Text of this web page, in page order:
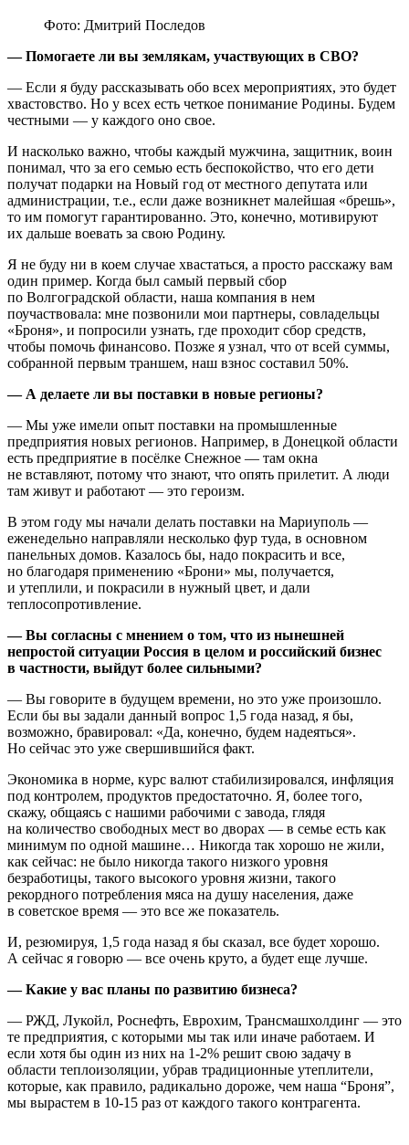
Фото: Дмитрий Последов
— Помогаете ли вы землякам, участвующих в СВО?
— Если я буду рассказывать обо всех мероприятиях, это будет
хвастовство. Но у всех есть четкое понимание Родины. Будем
честными — у каждого оно свое.
И насколько важно, чтобы каждый мужчина, защитник, воин
понимал, что за его семью есть беспокойство, что его дети
получат подарки на Новый год от местного депутата или
администрации, т.е., если даже возникнет малейшая «брешь»,
то им помогут гарантированно. Это, конечно, мотивируют
их дальше воевать за свою Родину.
Я не буду ни в коем случае хвастаться, а просто расскажу вам
один пример. Когда был самый первый сбор
по Волгоградской области, наша компания в нем
поучаствовала: мне позвонили мои партнеры, совладельцы
«Броня», и попросили узнать, где проходит сбор средств,
чтобы помочь финансово. Позже я узнал, что от всей суммы,
собранной первым траншем, наш взнос составил 50%.
— А делаете ли вы поставки в новые регионы?
— Мы уже имели опыт поставки на промышленные
предприятия новых регионов. Например, в Донецкой области
есть предприятие в посёлке Снежное — там окна
не вставляют, потому что знают, что опять прилетит. А люди
там живут и работают — это героизм.
В этом году мы начали делать поставки на Мариуполь —
еженедельно направляли несколько фур туда, в основном
панельных домов. Казалось бы, надо покрасить и все,
но благодаря применению «Брони» мы, получается,
и утеплили, и покрасили в нужный цвет, и дали
теплосопротивление.
— Вы согласны с мнением о том, что из нынешней
непростой ситуации Россия в целом и российский бизнес
в частности, выйдут более сильными?
— Вы говорите в будущем времени, но это уже произошло.
Если бы вы задали данный вопрос 1,5 года назад, я бы,
возможно, бравировал: «Да, конечно, будем надеяться».
Но сейчас это уже свершившийся факт.
Экономика в норме, курс валют стабилизировался, инфляция
под контролем, продуктов предостаточно. Я, более того,
скажу, общаясь с нашими рабочими с завода, глядя
на количество свободных мест во дворах — в семье есть как
минимум по одной машине… Никогда так хорошо не жили,
как сейчас: не было никогда такого низкого уровня
безработицы, такого высокого уровня жизни, такого
рекордного потребления мяса на душу населения, даже
в советское время — это все же показатель.
И, резюмируя, 1,5 года назад я бы сказал, все будет хорошо.
А сейчас я говорю — все очень круто, а будет еще лучше.
— Какие у вас планы по развитию бизнеса?
— РЖД, Лукойл, Роснефть, Еврохим, Трансмашхолдинг — это
те предприятия, с которыми мы так или иначе работаем. И
если хотя бы один из них на 1-2% решит свою задачу в
области теплоизоляции, убрав традиционные утеплители,
которые, как правило, радикально дороже, чем наша “Броня”,
мы вырастем в 10-15 раз от каждого такого контрагента.